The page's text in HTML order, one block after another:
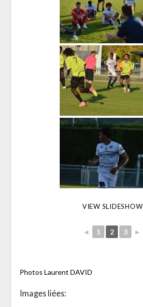
VIEW SLIDESHOW
◄ 1 2 3 ►
Photos Laurent DAVID
Images liées: